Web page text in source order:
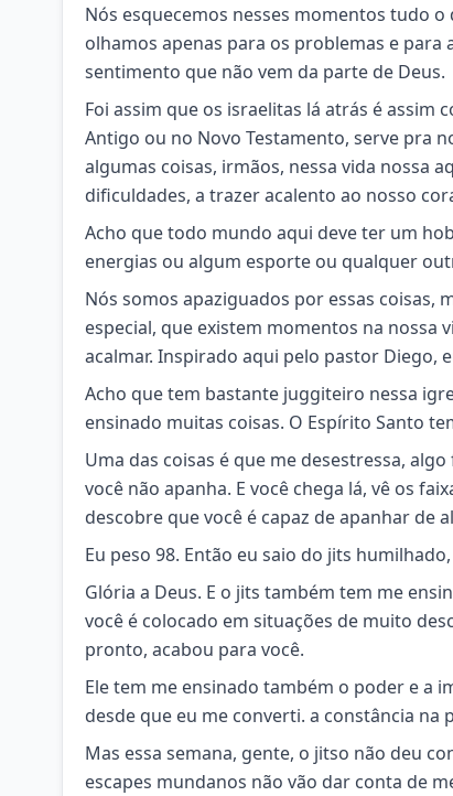
Nós esquecemos nesses momentos tudo
olhamos apenas para os problemas e
sentimento que não vem da parte de Deus.
Foi assim que os israelitas lá atrás é assim
Antigo ou no Novo Testamento, serve pra
algumas coisas, irmãos, nessa vida nossa
dificuldades, a trazer acalento ao nosso
Acho que todo mundo aqui deve ter um
energias ou algum esporte ou qualquer
Nós somos apaziguados por essas coisas,
especial, que existem momentos na nossa
acalmar. Inspirado aqui pelo pastor Diego,
Acho que tem bastante juggiteiro nessa
ensinado muitas coisas. O Espírito Santo
Uma das coisas é que me desestressa,
você não apanha. E você chega lá, vê os
descobre que você é capaz de apanhar de
Eu peso 98. Então eu saio do jits
Glória a Deus. E o jits também tem me
você é colocado em situações de muito
pronto, acabou para você.
Ele tem me ensinado também o poder e a
desde que eu me converti. a constância na
Mas essa semana, gente, o jitso não deu
escapes mundanos não vão dar conta de